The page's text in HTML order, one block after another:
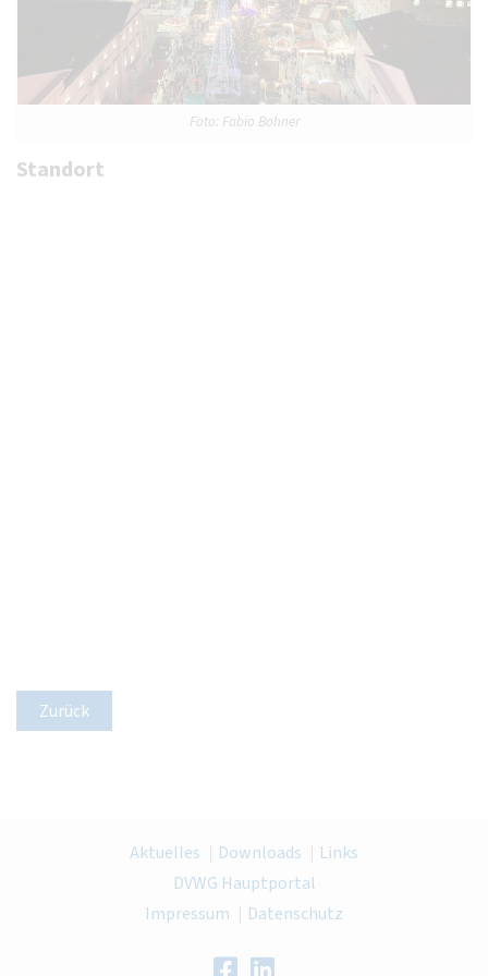
Foto: Fabio Bohner
Standort
Zurück
Aktuelles Downloads
Links
DVWG Hauptportal
Impressum
Datenschutz